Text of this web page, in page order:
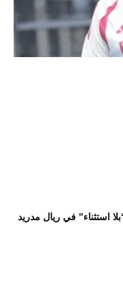
استثناء” في ريال مدريد